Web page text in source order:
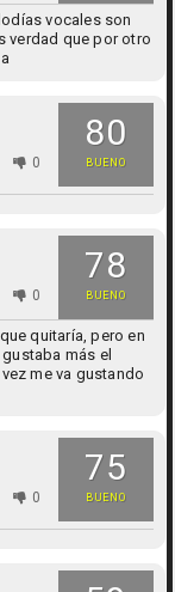
vocales son
verdad que por otro
80
BUENO
0
78
BUENO
0
quitaría, pero en
más el
me va gustando
75
BUENO
0